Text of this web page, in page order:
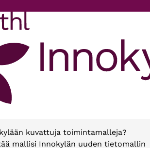
kuvattuja toimintamalleja?
mallisi Innokylän uuden tietomallin